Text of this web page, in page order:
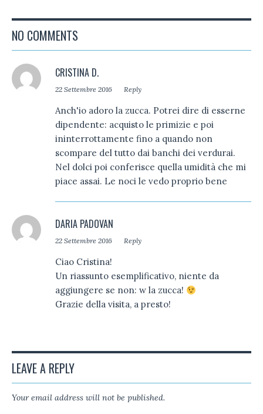
NO COMMENTS
CRISTINA D.
22 Settembre 2016 Reply
Anch'io adoro la zucca. Potrei dire di esserne
dipendente: acquisto le primizie e poi
ininterrottamente fino a quando non
scompare del tutto dai banchi dei verdurai.
Nel dolci poi conferisce quella umidità che mi
piace assai. Le noci le vedo proprio bene
DARIA PADOVAN
22 Settembre 2016 Reply
Ciao Cristina!
Un riassunto esemplificativo, niente da
aggiungere se non: w la zucca!
Grazie della visita, a presto!
LEAVE A REPLY
Your email address will not be published.